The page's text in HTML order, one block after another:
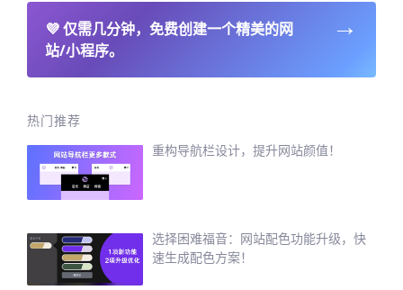
💜仅需几分钟，免费创建一个精美的网
站/小程序。
→
热门推荐
重构导航栏设计，提升网站颜值！
选择困难福音：网站配色功能升级，快
速生成配色方案！